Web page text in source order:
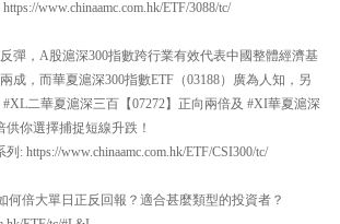
www.chinaamc.com.hk/ETF/3088/tc/
彈，A股滬深300指數跨行業有效代表中國整體經濟基
成，而華夏滬深300指數ETF（03188）廣為人知，另
二華夏滬深三百【07272】正向兩倍及 #XI華夏滬深
供你選擇捕捉短線升跌！
: https://www.chinaamc.com.hk/ETF/CSI300/tc/
何倍大單日正反回報？適合甚麼類型的投資者？